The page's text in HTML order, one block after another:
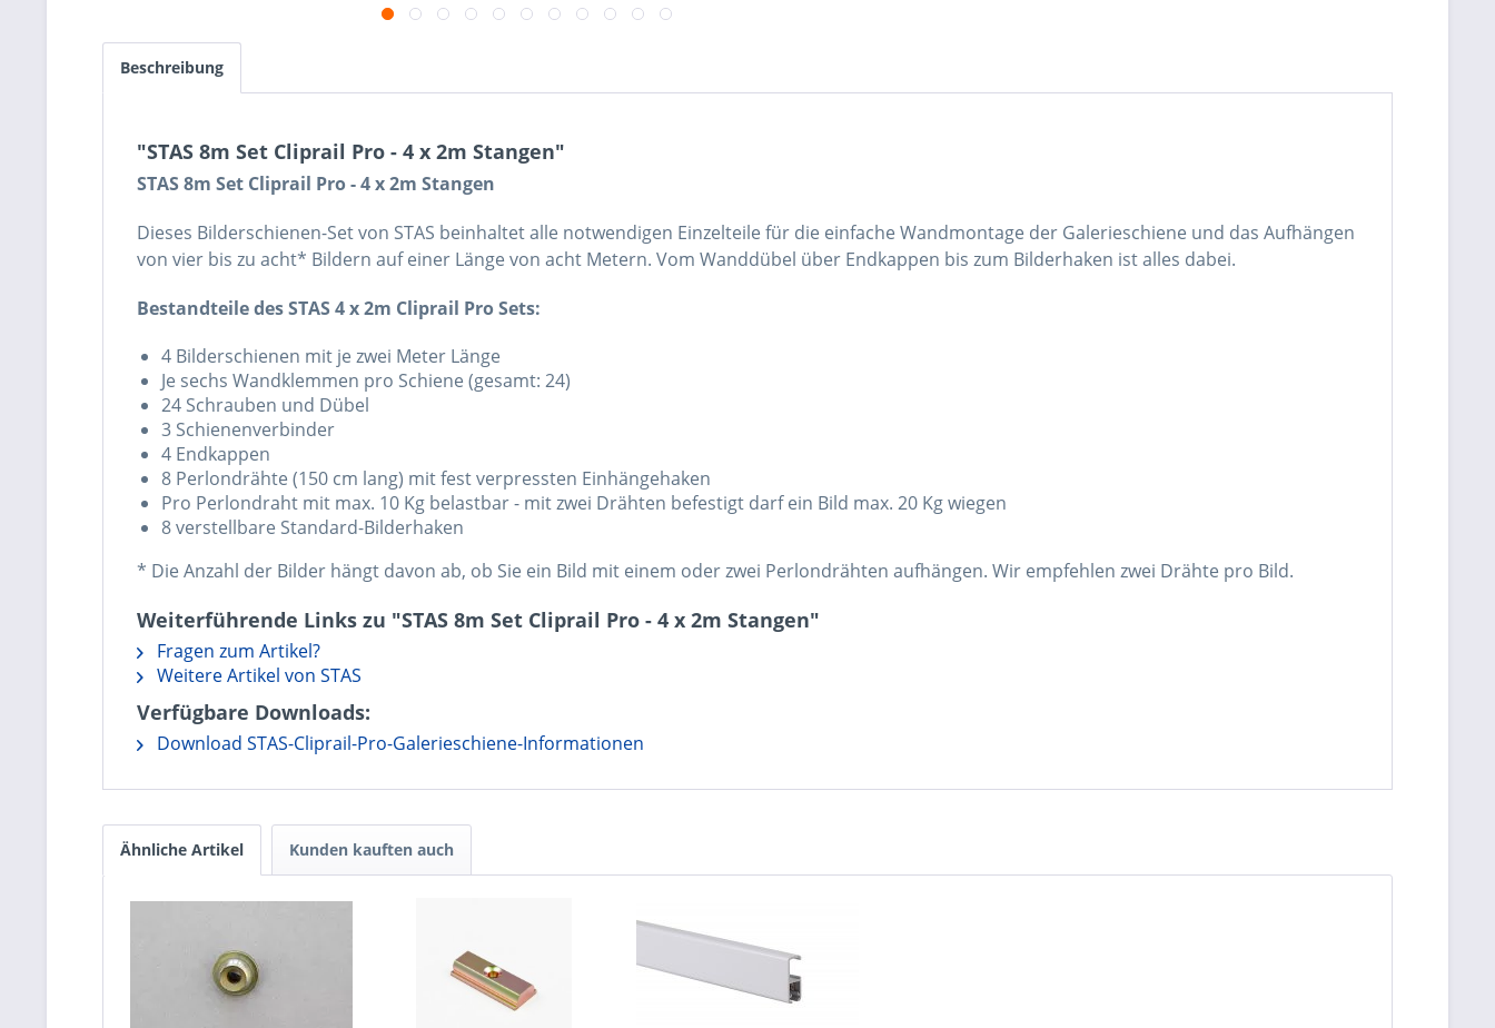
Beschreibung
"STAS 8m Set Cliprail Pro - 4 x 2m Stangen"
STAS 8m Set Cliprail Pro - 4 x 2m Stangen
Dieses Bilderschienen-Set von STAS beinhaltet alle notwendigen Einzelteile für die einfache Wandmontage der Galerieschiene und das Aufhängen
von vier bis zu acht* Bildern auf einer Länge von acht Metern. Vom Wanddübel über Endkappen bis zum Bilderhaken ist alles dabei.
Bestandteile des STAS 4 x 2m Cliprail Pro Sets:
4 Bilderschienen mit je zwei Meter Länge
Je sechs Wandklemmen pro Schiene (gesamt: 24)
24 Schrauben und Dübel
3 Schienenverbinder
4 Endkappen
8 Perlondrähte (150 cm lang) mit fest verpressten Einhängehaken
Pro Perlondraht mit max. 10 Kg belastbar - mit zwei Drähten befestigt darf ein Bild max. 20 Kg wiegen
8 verstellbare Standard-Bilderhaken
* Die Anzahl der Bilder hängt davon ab, ob Sie ein Bild mit einem oder zwei Perlondrähten aufhängen. Wir empfehlen zwei Drähte pro Bild.
Weiterführende Links zu "STAS 8m Set Cliprail Pro - 4 x 2m Stangen"
Fragen zum Artikel?
Weitere Artikel von STAS
Verfügbare Downloads:
Download STAS-Cliprail-Pro-Galerieschiene-Informationen
Ähnliche Artikel Kunden kauften auch